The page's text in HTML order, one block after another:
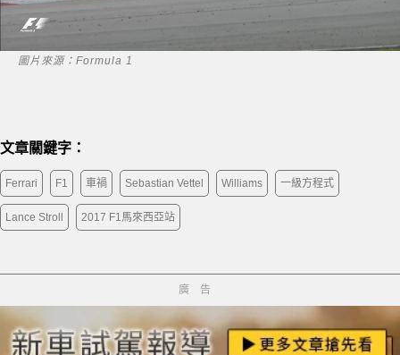
圖片來源：Formula 1
文章關鍵字：
Ferrari F1 車禍 Sebastian Vettel Williams 一級方程式
Lance Stroll 2017 F1馬來西亞站
廣告